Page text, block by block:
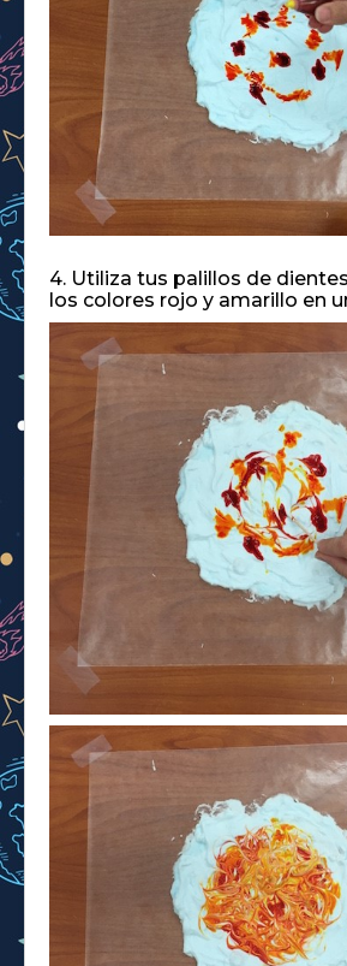
4. Utiliza tus palillos de
los colores rojo y amarillo en